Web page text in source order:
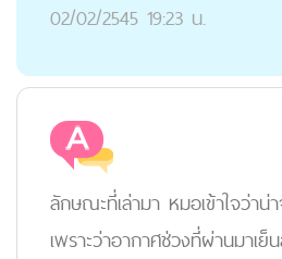
02/02/2545 19:23 น.
ลักษณะที่เล่ามา หมอเข้าใจว่าน่
เพราะว่าอากาศช่วงที่ผ่านมาเ